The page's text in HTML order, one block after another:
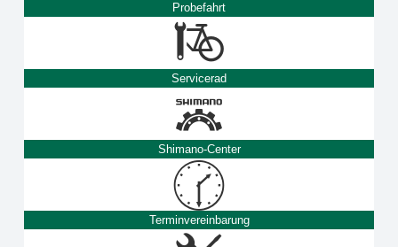
Probefahrt
Servicerad
Shimano-Center
Terminvereinbarung